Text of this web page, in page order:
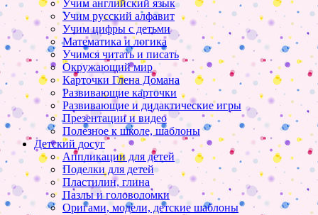
Учим английский язык
Учим русский алфавит
Учим цифры с детьми
Математика и логика
Учимся читать и писать
Окружающий мир
Карточки Глена Домана
Развивающие карточки
Развивающие и дидактические игры
Презентации и видео
Полезное к школе, шаблоны
Детский досуг
Аппликации для детей
Поделки для детей
Пластилин, глина
Пазлы и головоломки
Оригами, модели, детские шаблоны